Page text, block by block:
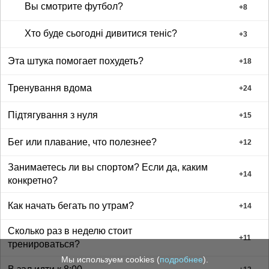
Вы смотрите футбол? +8
Хто буде сьогодні дивитися теніс? +3
Эта штука помогает похудеть? +18
Тренування вдома +24
Підтягування з нуля +15
Бег или плавание, что полезнее? +12
Занимаетесь ли вы спортом? Если да, каким
конкретно?
+14
Как начать бегать по утрам? +14
Сколько раз в неделю стоит
тренироваться?
+11
Мы используем cookies (подробнее).